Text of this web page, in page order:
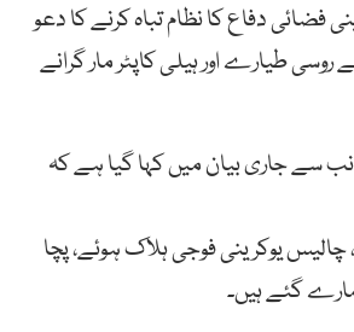
فضائی دفاع کا نظام تباہ کرنے کا دعو
روسی طیارے اور ہیلی کاپٹر مار گرانے
سے جاری بیان میں کہا گیا ہے کہ
شہری، چالیس یوکرینی فوجی ہلاک ہوئے، پچا
گئے ہیں۔